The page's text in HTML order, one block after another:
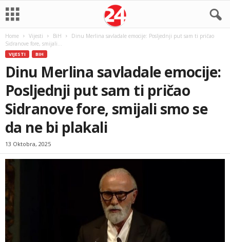
Home Vijesti BiH
Dinu Merlina savladale emocije: Posljednji put sam ti pričao
Sidranove fore, smijali...
VIJESTI BIH
Dinu Merlina savladale emocije:
Posljednji put sam ti pričao
Sidranove fore, smijali smo se
da ne bi plakali
13 Oktobra, 2025